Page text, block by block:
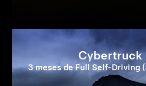
Cybertruck
3 meses de Full Self-Driving